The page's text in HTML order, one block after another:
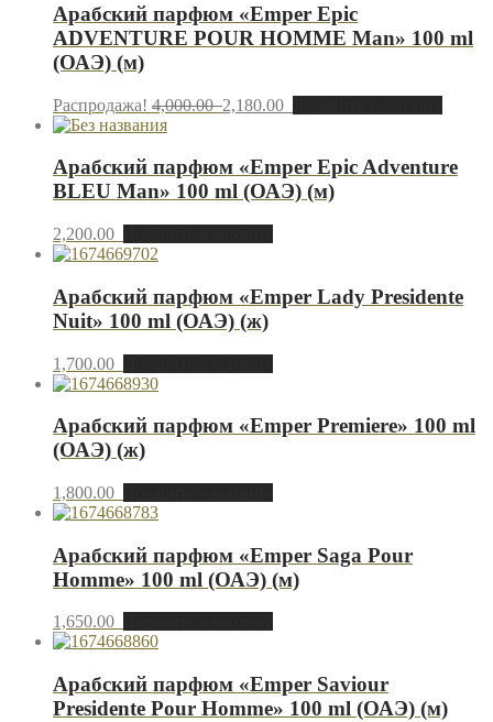
Арабский парфюм «Emper Epic
ADVENTURE POUR HOMME Man» 100 ml
(ОАЭ) (м)
Распродажа! 4,000.002,180.00
Арабский парфюм «Emper Epic Adventure
BLEU Man» 100 ml (ОАЭ) (м)
2,200.00
Арабский парфюм «Emper Lady Presidente
Nuit» 100 ml (ОАЭ) (ж)
1,700.00
Арабский парфюм «Emper Premiere» 100 ml
(ОАЭ) (ж)
1,800.00
Арабский парфюм «Emper Saga Pour
Homme» 100 ml (ОАЭ) (м)
1,650.00
Арабский парфюм «Emper Saviour
Presidente Pour Homme» 100 ml (ОАЭ) (м)